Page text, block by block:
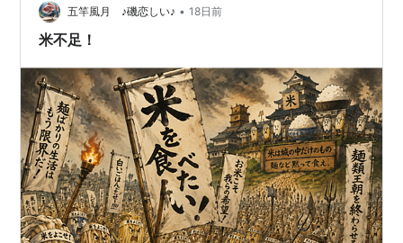
五竿風月 ♪磯恋しい♪ • 18日前
米不足！